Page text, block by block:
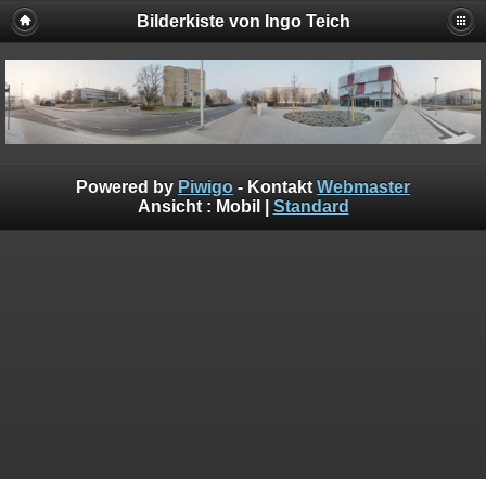
Bilderkiste von Ingo Teich
Powered by Piwigo - Kontakt Webmaster
Ansicht : Mobil Standard